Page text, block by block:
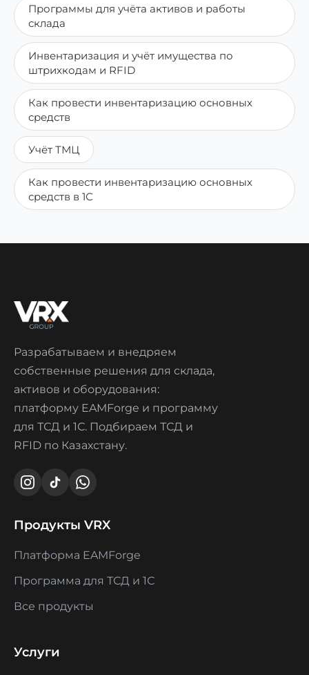
Программы для учёта активов и работы
склада
Инвентаризация и учёт имущества по
штрихкодам и RFID
Как провести инвентаризацию основных
средств
Учёт ТМЦ
Как провести инвентаризацию основных
средств в 1С
Разрабатываем и внедряем
собственные решения для склада,
активов и оборудования:
платформу EAMForge и программу
для ТСД и 1С. Подбираем ТСД и
RFID по Казахстану.
Продукты VRX
Платформа EAMForge
Программа для ТСД и 1С
Все продукты
Услуги